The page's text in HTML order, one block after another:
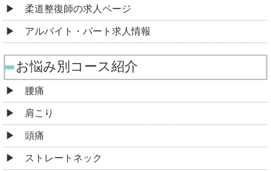
柔道整復師の求人ページ
アルバイト・パート求人情報
お悩み別コース紹介
腰痛
肩こり
頭痛
ストレートネック